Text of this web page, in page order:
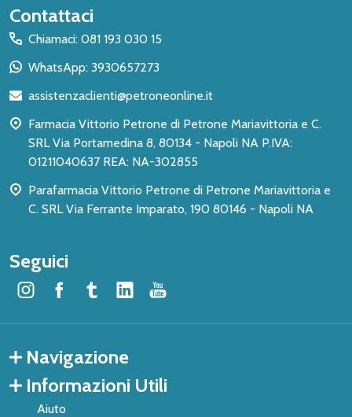
Inizio
del
piè
pagina
Contattaci
Chiamaci: 081 193 030 15
WhatsApp: 3930657273
assistenzaclienti@petroneonline.it
Farmacia Vittorio Petrone di Petrone Mariavittoria e C.
SRL Via Portamedina 8, 80134 - Napoli NA P.IVA:
01211040637 REA: NA-302855
Parafarmacia Vittorio Petrone di Petrone Mariavittoria e
C. SRL Via Ferrante Imparato, 190 80146 - Napoli NA
Seguici
Navigazione
Informazioni Utili
Aiuto